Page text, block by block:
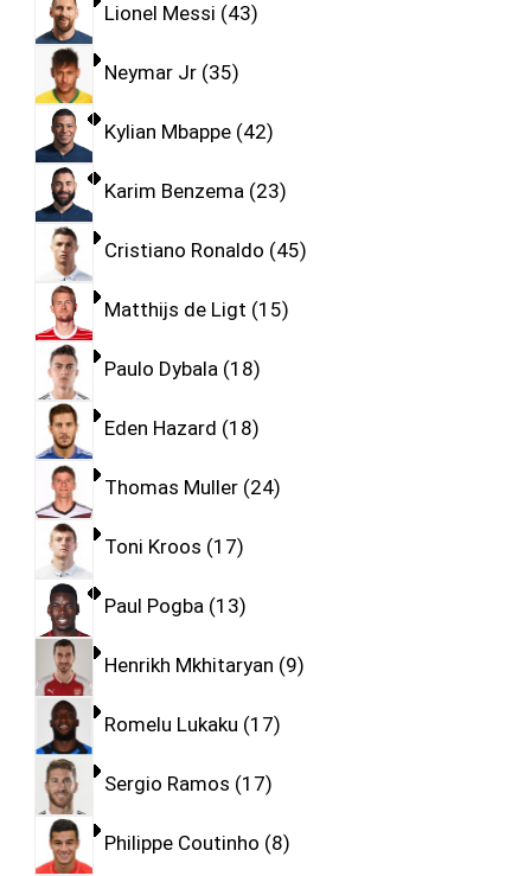
Lionel Messi 43
Neymar Jr 35
Kylian Mbappe 42
Karim Benzema 23
Cristiano Ronaldo 45
Matthijs de Ligt 15
Paulo Dybala 18
Eden Hazard 18
Thomas Muller 24
Toni Kroos 17
Paul Pogba 13
Henrikh Mkhitaryan 9
Romelu Lukaku 17
Sergio Ramos 17
Philippe Coutinho 8